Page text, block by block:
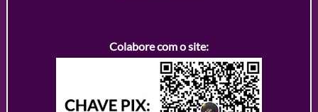
Colabore com o site: